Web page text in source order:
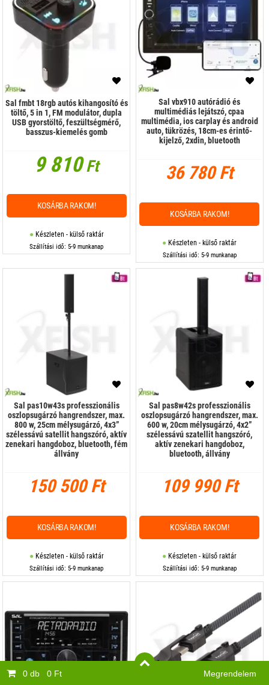
Sal fmbt 18rgb autós kihangosító és
töltő, 5 in 1, FM modulátor, dupla
USB gyorstöltő, feszültségmérő,
basszus-kiemelés gomb
9 810Ft
Készleten - külső raktár
Szállítási idő: 5-9 munkanap
KOSÁRBA RAKOM!
Sal vbx910 autórádió és
multimédiás lejátszó, cpaa
multimédia, ios carplay és android
auto, tükrözés, 18cm-es érintő-
kijelző, 2xdin, bluetooth
36 780 Ft
Készleten - külső raktár
Szállítási idő: 5-9 munkanap
KOSÁRBA RAKOM!
Sal pas10w43s professzionális
oszlopsugárzó hangrendszer, max.
800 w, 25cm mélysugárzó, 4x3”
szélessávú satellit hangszóró, aktív
zenekari hangdoboz, bluetooth, fém
állvány
150 500 Ft
Készleten - külső raktár
Szállítási idő: 5-9 munkanap
KOSÁRBA RAKOM!
Sal pas8w42s professzionális
oszlopsugárzó hangrendszer, max.
600 w, 20cm mélysugárzó, 4x2”
szélessávú szatellit hangszóró,
aktív zenekari hangdoboz,
bluetooth, állvány
109 990 Ft
Készleten - külső raktár
Szállítási idő: 5-9 munkanap
KOSÁRBA RAKOM!
0 db 0 Ft Megrendelem